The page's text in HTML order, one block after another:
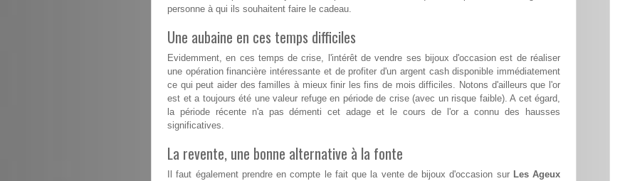
personne à qui ils souhaitent faire le cadeau.
Une aubaine en ces temps difficiles
Evidemment, en ces temps de crise, l'intérêt de vendre ses bijoux d'occasion est de réaliser
une opération financière intéressante et de profiter d'un argent cash disponible immédiatement
ce qui peut aider des familles à mieux finir les fins de mois difficiles. Notons d'ailleurs que l'or
est et a toujours été une valeur refuge en période de crise (avec un risque faible). A cet égard,
la période récente n'a pas démenti cet adage et le cours de l'or a connu des hausses
significatives.
La revente, une bonne alternative à la fonte
Il faut également prendre en compte le fait que la vente de bijoux d'occasion sur Les Ageux